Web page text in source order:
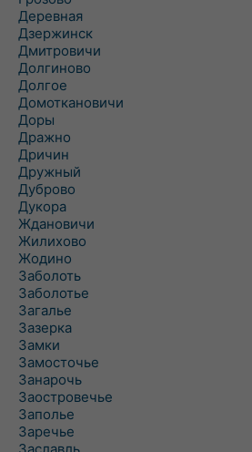
Деревная
Дзержинск
Дмитровичи
Долгиново
Долгое
Домоткановичи
Доры
Дражно
Дричин
Дружный
Дуброво
Дукора
Ждановичи
Жилихово
Жодино
Заболоть
Заболотье
Загалье
Зазерка
Замки
Замосточье
Занарочь
Заостровечье
Заполье
Заречье